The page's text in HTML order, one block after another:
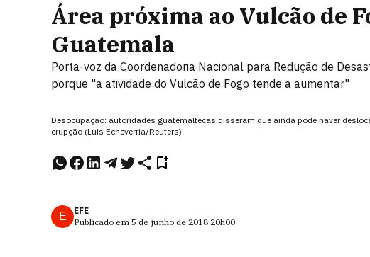
Área próxima ao Vulcão de
Guatemala
Porta-voz da Coordenadoria Nacional para Redução de
porque "a atividade do Vulcão de Fogo tende a aumentar"
Desocupação: autoridades guatemaltecas disseram que ainda pode haver
erupção (Luis Echeverria/Reuters)
E
EFE
Publicado em 5 de junho de 2018 20h00.